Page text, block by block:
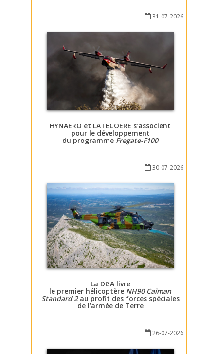
31-07-2026
HYNAERO et LATECOERE s’associent
pour le développement
du programme Fregate-F100
30-07-2026
La DGA livre
le premier hélicoptère NH90 Caïman
Standard 2au profit des forces spéciales
de l’armée de Terre
26-07-2026